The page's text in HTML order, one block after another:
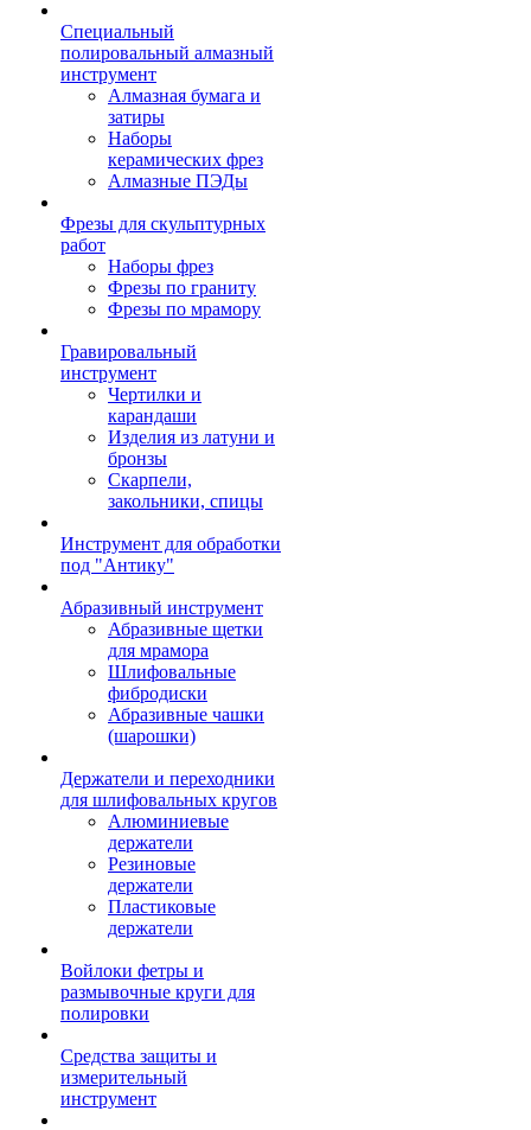
Специальный
полировальный алмазный
инструмент
Алмазная бумага и
затиры
Наборы
керамических фрез
Алмазные ПЭДы
Фрезы для скульптурных
работ
Наборы фрез
Фрезы по граниту
Фрезы по мрамору
Гравировальный
инструмент
Чертилки и
карандаши
Изделия из латуни и
бронзы
Скарпели,
закольники, спицы
Инструмент для обработки
под "Антику"
Абразивный инструмент
Абразивные щетки
для мрамора
Шлифовальные
фибродиски
Абразивные чашки
(шарошки)
Держатели и переходники
для шлифовальных кругов
Алюминиевые
держатели
Резиновые
держатели
Пластиковые
держатели
Войлоки фетры и
размывочные круги для
полировки
Средства защиты и
измерительный
инструмент